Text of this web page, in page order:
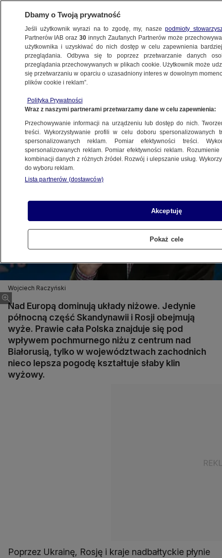
METEO
NAJNOWSZE
6.07.2011, 07:33
Udostępnij
Wojciech Raczyński
Nad Europą dominują układy niżowe. Jedynie
północną część Skandynawii i Rosji obejmują
wyże. Prawie cała Polska znajduje się pod
wpływem pochmurnego niżu z centrum nad
Białorusią, tylko w województwach zachodnich
nieco lepsza pogodę kształtuje słaby klin
wyżowy.
Poprzez Ukrainę, Rosję i kraje nadbałtyckie płynie
Dbamy o Twoją prywatność
Jeśli użytkownik wyrazi na to zgodę, my, naszepodmioty
Partnerów IAB oraz30 innych Zaufanych Partnerów może
użytkownika i uzyskiwać do nich dostęp w celu zapewnienia
przeglądania. Odbywa się to poprzez przetwarzanie danych
przeglądania przechowywanych w plikach cookie. Użytkownik może
się przetwarzaniu w oparciu o uzasadniony interes w dowolnym
plików cookie i reklam”.
Polityka Prywatności
Wraz z naszymi partnerami przetwarzamy dane w celu zapewnienia:
Przechowywanie informacji na urządzeniu lub dostęp do nich.
treści. Wykorzystywanie profili w celu doboru spersonalizowanych
spersonalizowanych reklam. Pomiar efektywności treści.
spersonalizowanych reklam. Pomiar efektywności reklam.
kombinacji danych z różnych źródeł. Rozwój i ulepszanie usług.
do wyboru reklam.
Lista partnerów (dostawców)
Akceptuję
Pokaż cele